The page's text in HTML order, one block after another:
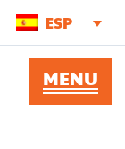
ESP